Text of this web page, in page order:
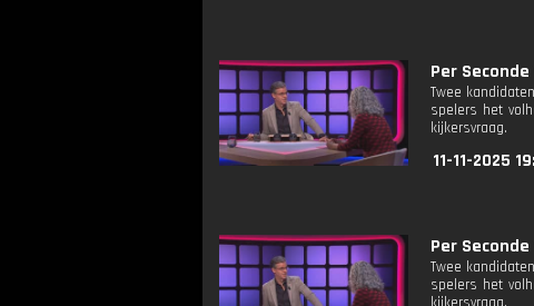
Per
Twee
spelers het
kijkersvraag.
11-11-2025
Per
Twee
spelers het